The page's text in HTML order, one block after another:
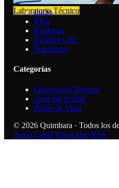
Laboratorio Técnico
Inicio
Blog
Rankings
Eventos UFC
Peleadores
Categorías
Laboratorio Técnico
Guía del Insider
Punto de Vista
© 2026 Quimbara · Todos los
Aviso Legal Privacidad RSS